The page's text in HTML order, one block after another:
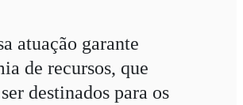
atuação garante
de recursos, que
destinados para os